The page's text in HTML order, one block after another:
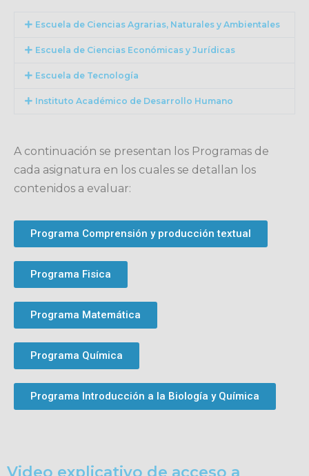
Escuela de Ciencias Agrarias, Naturales y Ambientales
Escuela de Ciencias Económicas y Jurídicas
Escuela de Tecnología
Instituto Académico de Desarrollo Humano
A continuación se presentan los Programas de
cada asignatura en los cuales se detallan los
contenidos a evaluar:
Programa Comprensión y producción textual
Programa Fisica
Programa Matemática
Programa Química
Programa Introducción a la Biología y Química
Video explicativo de acceso a